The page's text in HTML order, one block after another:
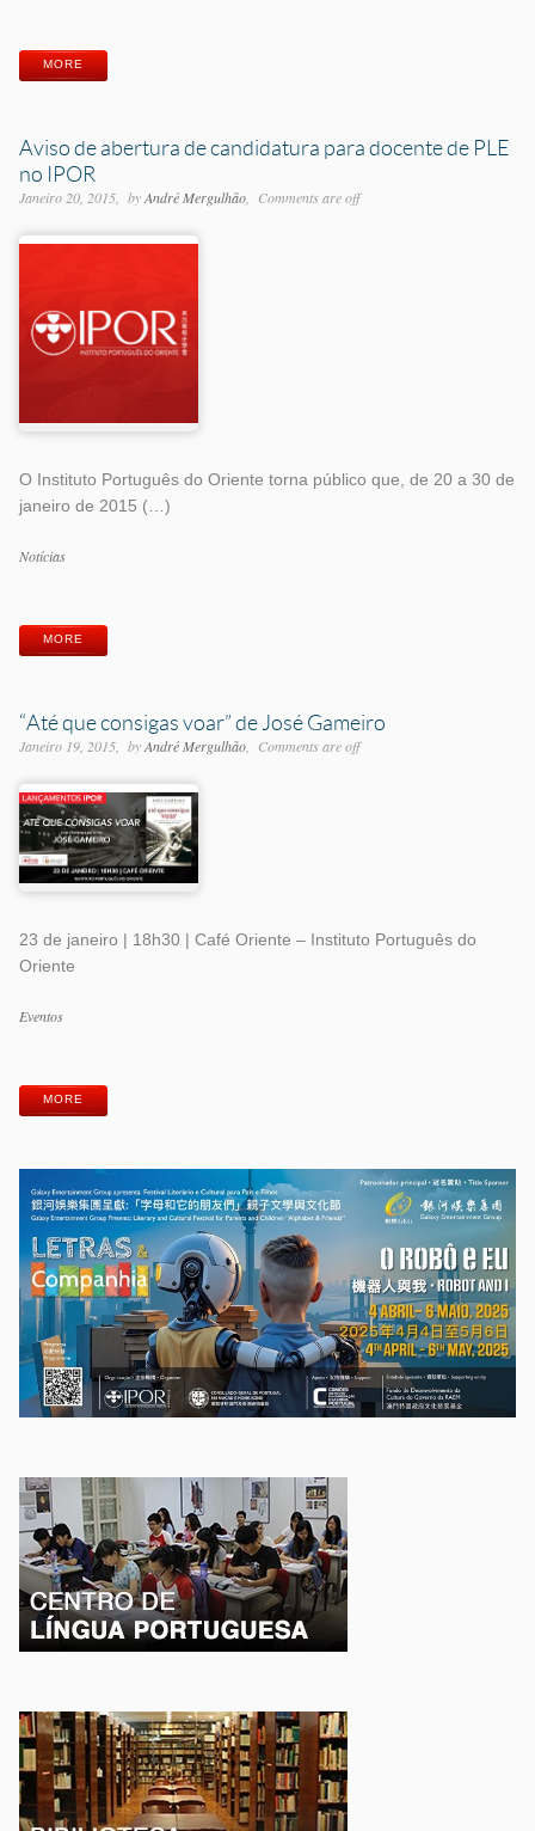
MORE
Aviso de abertura de candidatura para docente de PLE
no IPOR
Janeiro 20, 2015 byAndré Mergulhão Comments are off
O Instituto Português do Oriente torna público que, de 20 a 30 de
janeiro de 2015 (…)
Categorias
Notícias
MORE
“Até que consigas voar” de José Gameiro
Janeiro 19, 2015 byAndré Mergulhão Comments are off
23 de janeiro | 18h30 | Café Oriente – Instituto Português do
Oriente
Categorias
Eventos
MORE